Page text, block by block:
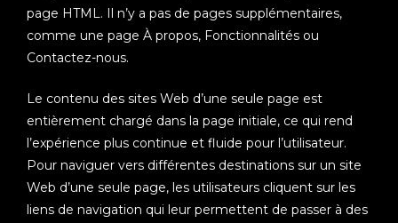
page HTML. Il n’y a pas de pages supplémentaires,
comme une page À propos, Fonctionnalités ou
Contactez-nous.
Le contenu des sites Web d’une seule page est
entièrement chargé dans la page initiale, ce qui rend
l’expérience plus continue et fluide pour l’utilisateur.
Pour naviguer vers différentes destinations sur un site
Web d’une seule page, les utilisateurs cliquent sur les
liens de navigation qui leur permettent de passer à des